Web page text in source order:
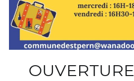
OUVERTURE